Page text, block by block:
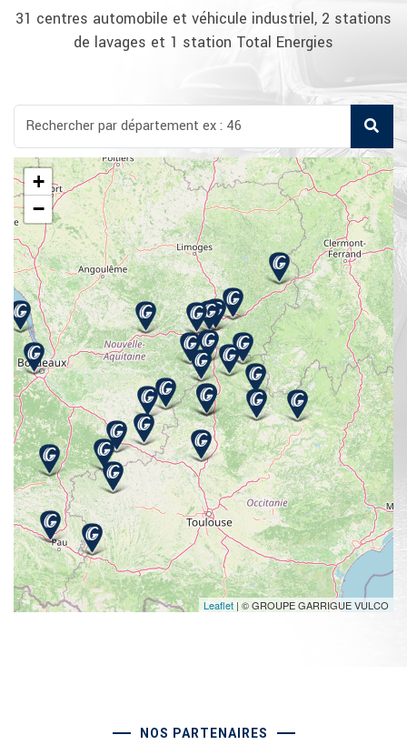
31 centres automobile et véhicule industriel, 2 stations
de lavages et 1 station Total Energies
+
−
Leaflet | © GROUPE GARRIGUE VULCO
NOS PARTENAIRES